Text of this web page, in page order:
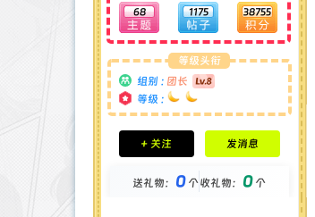
68 1175 38755
等级头衔
组别 : 团长
等级 :
积分成就
钻石 : 1 颗
金币 : 0 枚
+ 关注 发消息
送礼物： 0个收礼物： 0个